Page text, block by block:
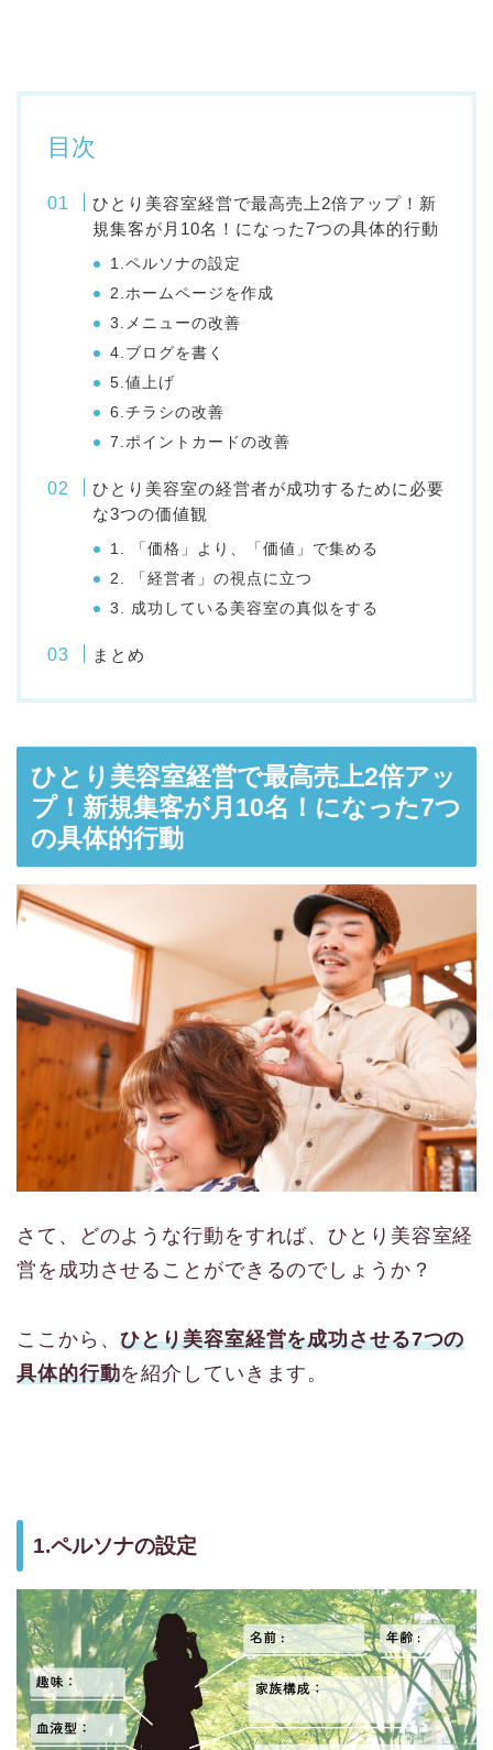
目次
ひとり美容室経営で最高売上2倍アップ！新
規集客が月10名！になった7つの具体的行動
1.ペルソナの設定
2.ホームページを作成
3.メニューの改善
4.ブログを書く
5.値上げ
6.チラシの改善
7.ポイントカードの改善
ひとり美容室の経営者が成功するために必要
な3つの価値観
1. 「価格」より、「価値」で集める
2. 「経営者」の視点に立つ
3. 成功している美容室の真似をする
まとめ
ひとり美容室経営で最高売上2倍アッ
プ！新規集客が月10名！になった7つ
の具体的行動
さて、どのような行動をすれば、ひとり美容室経
営を成功させることができるのでしょうか？
ここから、ひとり美容室経営を成功させる7つの
具体的行動を紹介していきます。
1.ペルソナの設定